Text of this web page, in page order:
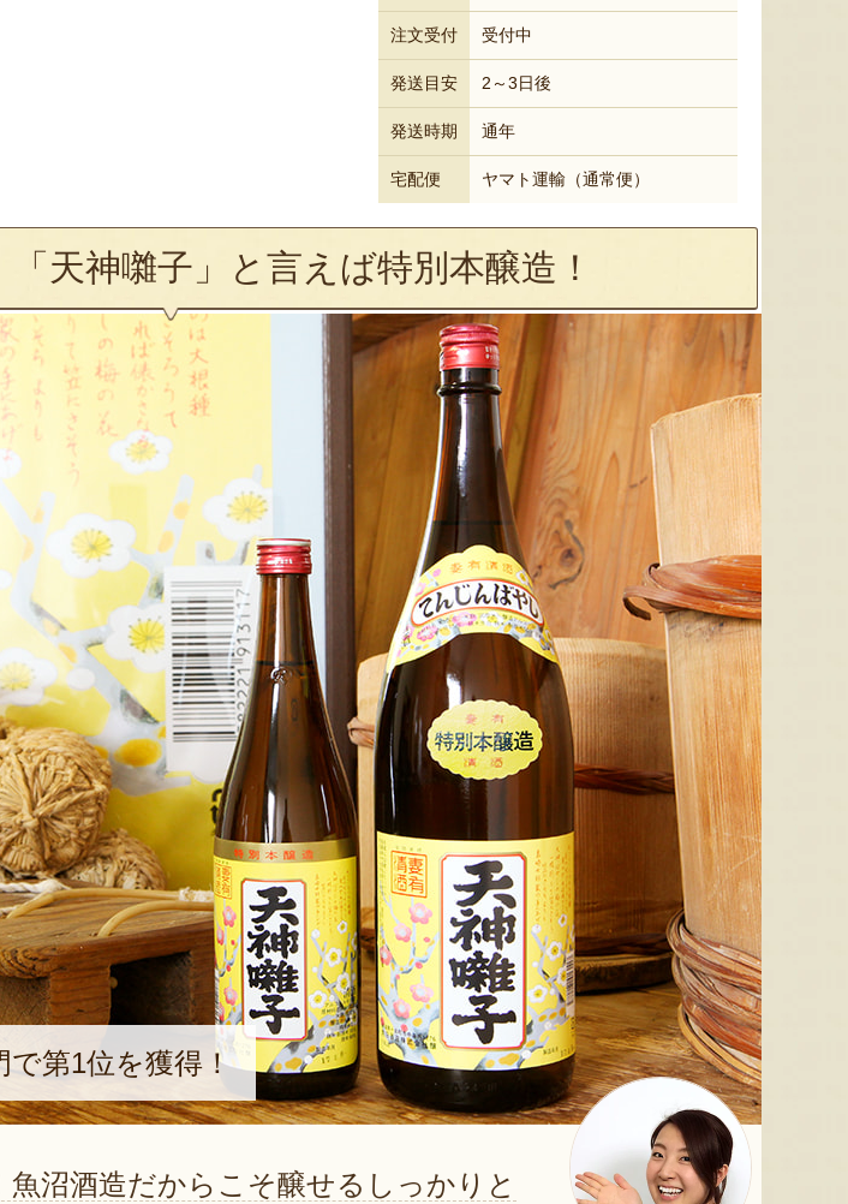
注文受付 受付中
発送目安 2～3日後
発送時期 通年
宅配便 ヤマト運輸（通常便）
天神囃子」と言えば特別本醸造！
で第1位を獲得！
沼酒造だからこそ醸せるしっかりと